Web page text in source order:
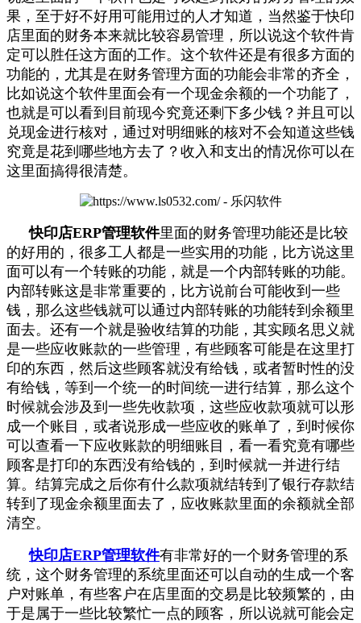
果，至于好不好用可能用过的人才知道，当然鉴于快印
店里面的财务本来就比较容易管理，所以说这个软件肯
定可以胜任这方面的工作。这个软件还是有很多方面的
功能的，尤其是在财务管理方面的功能会非常的齐全，
比如说这个软件里面会有一个现金余额的一个功能了，
也就是可以看到目前现今究竟还剩下多少钱？并且可以
兑现金进行核对，通过对明细账的核对不会知道这些钱
究竟是花到哪些地方去了？收入和支出的情况你可以在
这里面搞得很清楚。
快印店ERP管理软件里面的财务管理功能还是比较
的好用的，很多工人都是一些实用的功能，比方说这里
面可以有一个转账的功能，就是一个内部转账的功能。
内部转账这是非常重要的，比方说前台可能收到一些
钱，那么这些钱就可以通过内部转账的功能转到余额里
面去。还有一个就是验收结算的功能，其实顾名思义就
是一些应收账款的一些管理，有些顾客可能是在这里打
印的东西，然后这些顾客就没有给钱，或者暂时性的没
有给钱，等到一个统一的时间统一进行结算，那么这个
时候就会涉及到一些先收款项，这些应收款项就可以形
成一个账目，或者说形成一些应收的账单了，到时候你
可以查看一下应收账款的明细账目，看一看究竟有哪些
顾客是打印的东西没有给钱的，到时候就一并进行结
算。结算完成之后你有什么款项就结转到了银行存款结
转到了现金余额里面去了，应收账款里面的余额就全部
清空。
快印店ERP管理软件有非常好的一个财务管理的系
统，这个财务管理的系统里面还可以自动的生成一个客
户对账单，有些客户在店里面的交易是比较频繁的，由
于是属于一些比较繁忙一点的顾客，所以说就可能会定